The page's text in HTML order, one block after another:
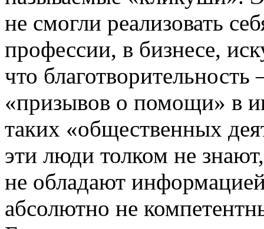
не смогли реализовать
профессии, в бизнесе,
что
«призывов о помощи» в
таких «общественных
эти люди толком не
не обладают
абсолютно не